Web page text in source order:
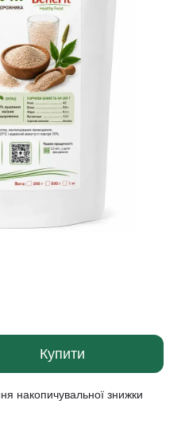
Купити
накопичувальної знижки